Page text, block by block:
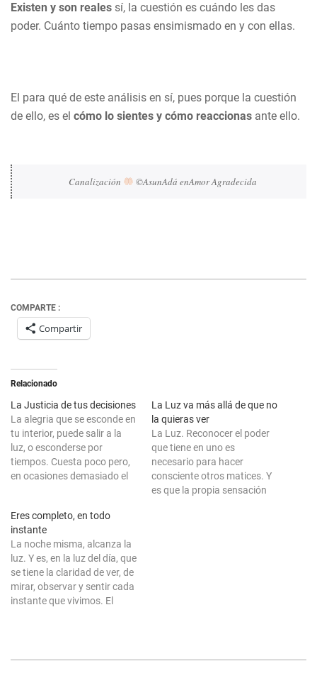
Existen y son reales sí, la cuestión es cuándo les das
poder. Cuánto tiempo pasas ensimismado en y con ellas.
El para qué de este análisis en sí, pues porque la cuestión
de ello, es el cómo lo sientes y cómo reaccionas ante ello.
Canalización ©AsunAdá enAmor Agradecida
COMPARTE :
Compartir
Relacionado
La Justicia de tus decisiones
La alegria que se esconde en
tu interior, puede salir a la
luz, o esconderse por
tiempos. Cuesta poco pero,
en ocasiones demasiado el
resulta más complejo el
mundo de lo que quisieras y,
el dolor hace…
La Luz va más allá de que no
la quieras ver
La Luz. Reconocer el poder
que tiene en uno es
necesario para hacer
consciente otros matices. Y
es que la propia sensación
Eres completo, en todo
instante
La noche misma, alcanza la
luz. Y es, en la luz del día, que
se tiene la claridad de ver, de
mirar, observar y sentir cada
instante que vivimos. El
que sean las distintas cortas